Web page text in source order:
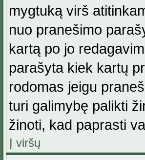
mygtuką virš
nuo pranešimo
kartą po jo
parašyta kiek kartų
rodomas jeigu
turi galimybę palikti
žinoti, kad paprasti
Į viršų